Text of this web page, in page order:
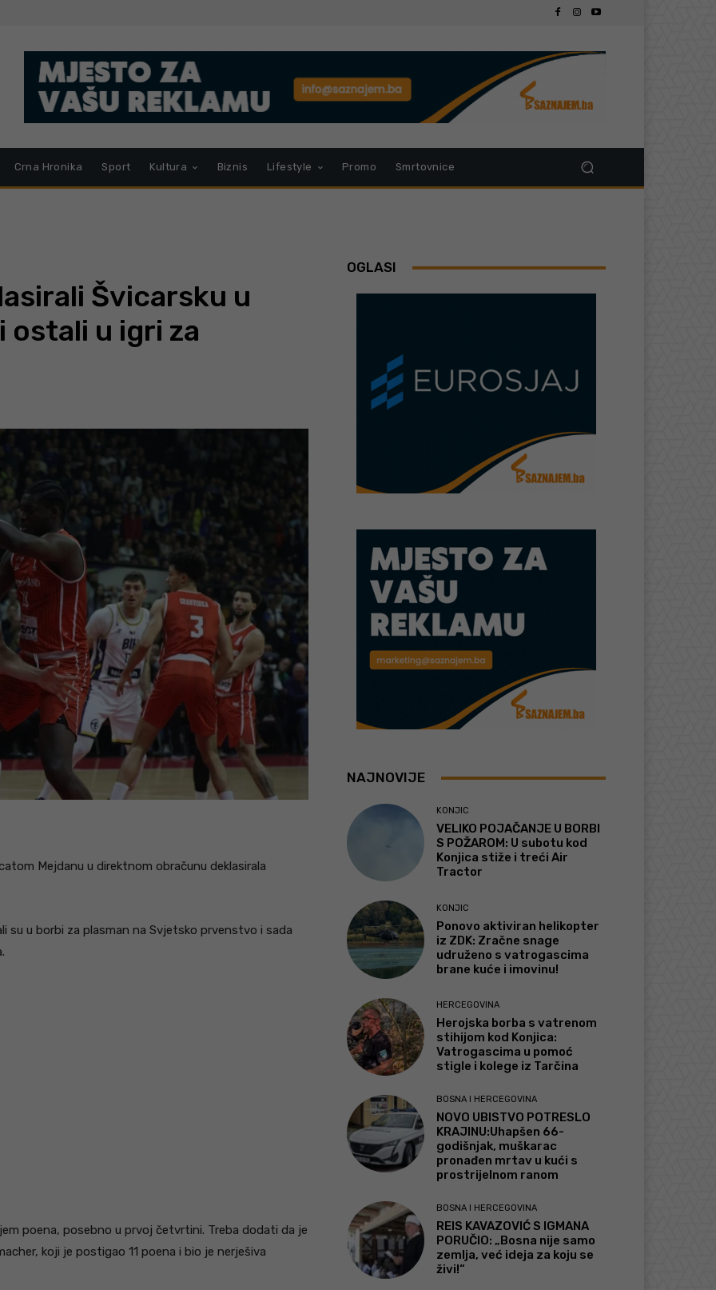
Crna Hronika Sport Kultura Biznis Lifestyle Promo Smrtovnice
Švicarsku u
ostali u igri za
Mejdanu u direktnom obračunu deklasirala
su u borbi za plasman na Svjetsko prvenstvo i sada
poena, posebno u prvoj četvrtini. Treba dodati da je
koji je postigao 11 poena i bio je nerješiva
OGLASI
NAJNOVIJE
KONJIC
VELIKO POJAČANJE U BORBI
S POŽAROM: U subotu kod
Konjica stiže i treći Air
Tractor
KONJIC
Ponovo aktiviran helikopter
iz ZDK: Zračne snage
udruženo s vatrogascima
brane kuće i imovinu!
HERCEGOVINA
Herojska borba s vatrenom
stihijom kod Konjica:
Vatrogascima u pomoć
stigle i kolege iz Tarčina
BOSNA I HERCEGOVINA
NOVO UBISTVO POTRESLO
KRAJINU:Uhapšen 66-
godišnjak, muškarac
pronađen mrtav u kući s
prostrijelnom ranom
BOSNA I HERCEGOVINA
REIS KAVAZOVIĆ S IGMANA
PORUČIO: „Bosna nije samo
zemlja, već ideja za koju se
živi!“